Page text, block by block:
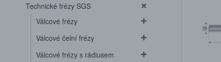
Technické frézy SGS
Válcové frézy
Válcové čelní frézy
Válcové frézy s rádiusem